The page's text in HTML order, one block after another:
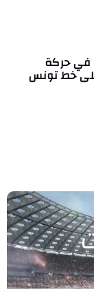
في حركة
خط تونس